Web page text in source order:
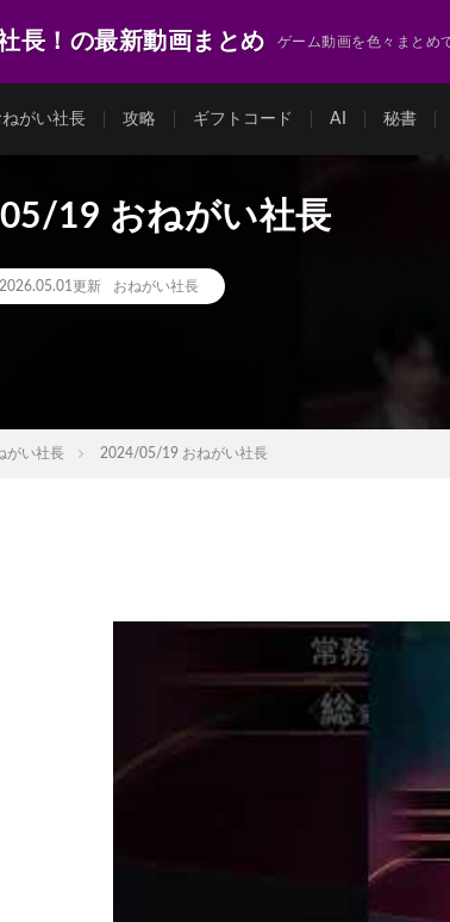
長！の最新動画まとめ ゲーム動画を色々まとめ
ねがい社長 攻略 ギフトコード AI 秘書
19 おねがい社長
2026.05.01更新 おねがい社長
がい社長 2024/05/19 おねがい社長